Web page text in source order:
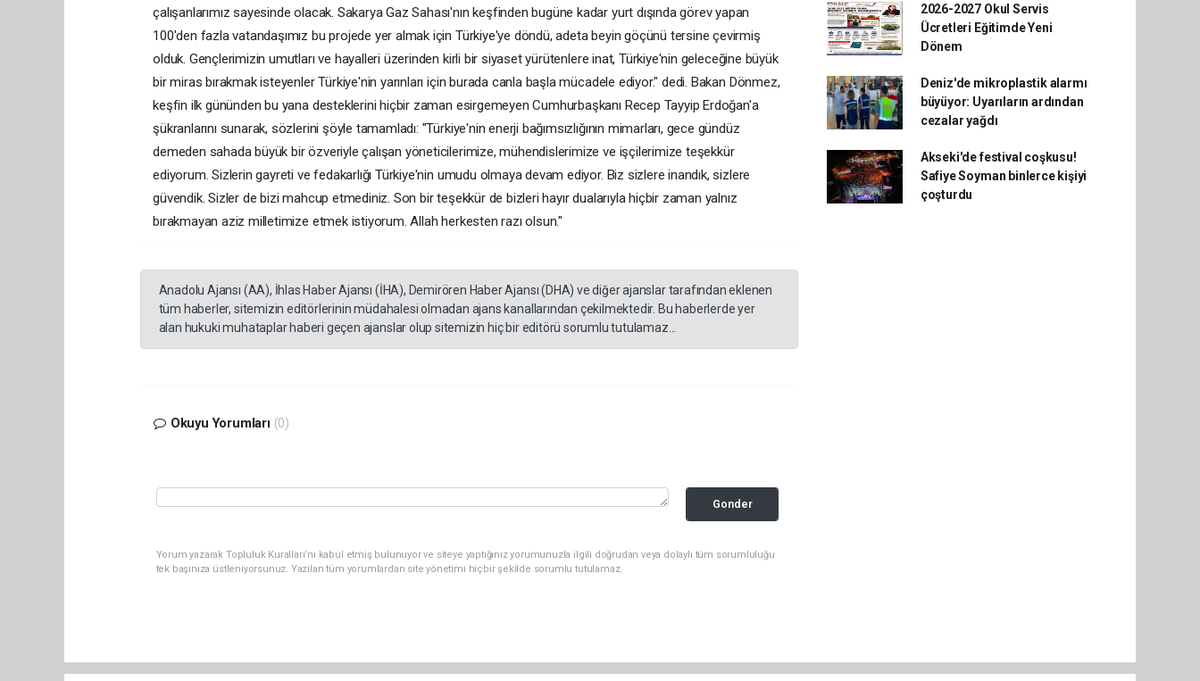
çalışanlarımız sayesinde olacak. Sakarya Gaz Sahası'nın keşfinden bugüne kadar yurt dışında görev yapan
100'den fazla vatandaşımız bu projede yer almak için Türkiye'ye döndü, adeta beyin göçünü tersine çevirmiş
olduk. Gençlerimizin umutları ve hayalleri üzerinden kirli bir siyaset yürütenlere inat, Türkiye'nin geleceğine büyük
bir miras bırakmak isteyenler Türkiye'nin yarınları için burada canla başla mücadele ediyor." dedi. Bakan Dönmez,
keşfin ilk gününden bu yana desteklerini hiçbir zaman esirgemeyen Cumhurbaşkanı Recep Tayyip Erdoğan'a
şükranlarını sunarak, sözlerini şöyle tamamladı: "Türkiye'nin enerji bağımsızlığının mimarları, gece gündüz
demeden sahada büyük bir özveriyle çalışan yöneticilerimize, mühendislerimize ve işçilerimize teşekkür
ediyorum. Sizlerin gayreti ve fedakarlığı Türkiye'nin umudu olmaya devam ediyor. Biz sizlere inandık, sizlere
güvendik. Sizler de bizi mahcup etmediniz. Son bir teşekkür de bizleri hayır dualarıyla hiçbir zaman yalnız
bırakmayan aziz milletimize etmek istiyorum. Allah herkesten razı olsun."
Anadolu Ajansı (AA), İhlas Haber Ajansı (İHA), Demirören Haber Ajansı (DHA) ve diğer ajanslar tarafından eklenen
tüm haberler, sitemizin editörlerinin müdahalesi olmadan ajans kanallarından çekilmektedir. Bu haberlerde yer
alan hukuki muhataplar haberi geçen ajanslar olup sitemizin hiç bir editörü sorumlu tutulamaz...
Okuyu Yorumları (0)
Gonder
Yorum yazarak Topluluk Kuralları’nı kabul etmiş bulunuyor ve siteye yaptığınız yorumunuzla ilgili doğrudan veya dolaylı tüm sorumluluğu
tek başınıza üstleniyorsunuz. Yazılan tüm yorumlardan site yönetimi hiçbir şekilde sorumlu tutulamaz.
2026-2027 Okul Servis
Ücretleri Eğitimde Yeni
Dönem
Deniz'de mikroplastik alarmı
büyüyor: Uyarıların ardından
cezalar yağdı
Akseki'de festival coşkusu!
Safiye Soyman binlerce kişiyi
çoşturdu